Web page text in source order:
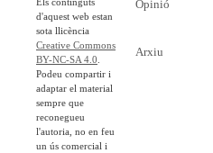
d'aquest web estan
sota llicència
Creative Commons
BY-NC-SA 4.0
Podeu compartir i
adaptar el material
sempre que
reconegueu
l'autoria, no en feu
un ús comercial i
Opinió
Arxiu